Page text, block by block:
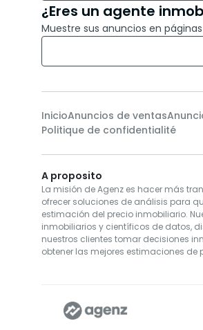
¿Eres un agente
Muestre sus anuncios en
InicioAnuncios de ventas
Politique de confidentialité
A proposito
La misión de Agenz es hacer más
ofrecer soluciones de análisis para
estimación del precio inmobiliario.
inmobiliarios y científicos de datos,
nuestros clientes tomar decisiones
obtener las mejores estimaciones de